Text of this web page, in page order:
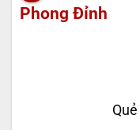
Phong Đỉnh